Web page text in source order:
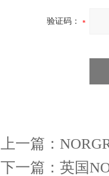
验证码：
上一篇：
下一篇： 英国